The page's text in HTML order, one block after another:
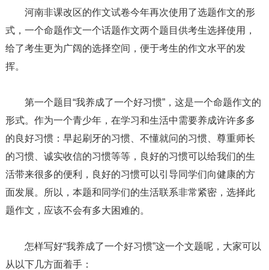
河南非课改区的作文试卷今年再次使用了选题作文的形
式，一个命题作文一个话题作文两个题目供考生选择使用，
给了考生更为广阔的选择空间，便于考生的作文水平的发
挥。
第一个题目“我养成了一个好习惯”，这是一个命题作文的
形式。作为一个青少年，在学习和生活中需要养成许许多多
的良好习惯：早起刷牙的习惯、不懂就问的习惯、尊重师长
的习惯、诚实收信的习惯等等，良好的习惯可以给我们的生
活带来很多的便利，良好的习惯可以引导同学们向健康的方
面发展。所以，本题和同学们的生活联系非常紧密，选择此
题作文，应该不会有多大困难的。
怎样写好“我养成了一个好习惯”这一个文题呢，大家可以
从以下几方面着手：